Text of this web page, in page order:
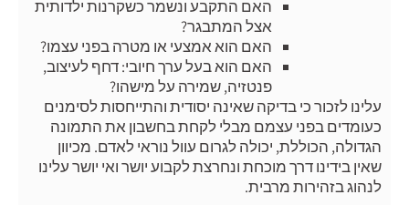
האם התקבע ונשמר כשקרנות ילדותית
אצל המתבגר?
האם הוא אמצעי או מטרה בפני עצמו?
האם הוא בעל ערך חיובי: דחף לעיצוב,
פנטזיה, שמירה על מישהו?
עלינו לזכור כי בדיקה שאינה יסודית והתייחסות לסימנים
כעומדים בפני עצמם מבלי לקחת בחשבון את התמונה
הגדולה, הכוללת, יכולה לגרום עוול נוראי לאדם. מכיוון
שאין בידינו דרך מוכחת ונחרצת לקבוע יושר ואי יושר עלינו
לנהוג בזהירות מרבית.